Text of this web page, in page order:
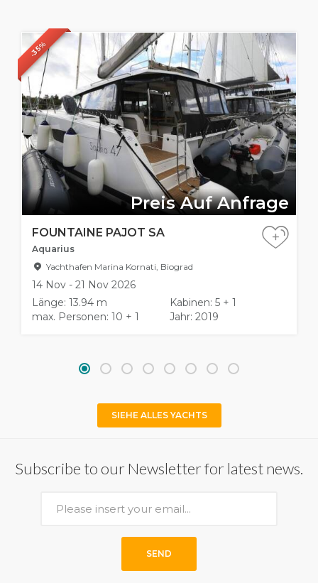
-35%
Preis Auf Anfrage
FOUNTAINE PAJOT SA
Aquarius
Yachthafen Marina Kornati, Biograd
14 Nov - 21 Nov 2026
Länge: 13.94 m
Kabinen: 5 + 1
max. Personen: 10 + 1
Jahr: 2019
+
SIEHE ALLES YACHTS
Subscribe to our Newsletter for latest news.
SEND